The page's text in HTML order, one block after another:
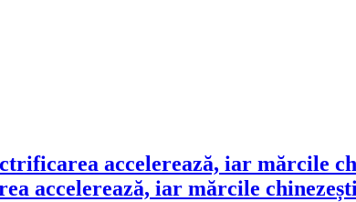
accelerează, iar mărcile